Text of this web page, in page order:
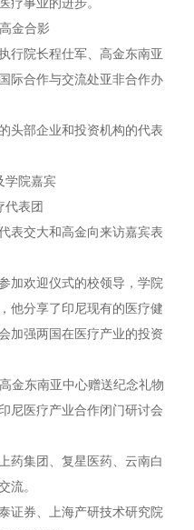
疗事业的进步。
金合影
行院长程仕军、高金东南亚
际合作与交流处亚非合作办
头部企业和投资机构的代表
学院嘉宾
表团
表交大和高金向来访嘉宾表
加欢迎仪式的校领导，学院
他分享了印尼现有的医疗健
加强两国在医疗产业的投资
金东南亚中心赠送纪念礼物
尼医疗产业合作闭门研讨会
药集团、复星医药、云南白
流。
证券、上海产研技术研究院